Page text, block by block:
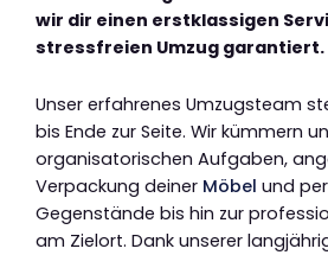
wir dir einen erstklassigen
stressfreien Umzug garantiert.
Unser erfahrenes Umzugsteam
bis Ende zur Seite. Wir kümmern
organisatorischen Aufgaben,
Verpackung deiner Möbel und
Gegenstände bis hin zur
am Zielort. Dank unserer